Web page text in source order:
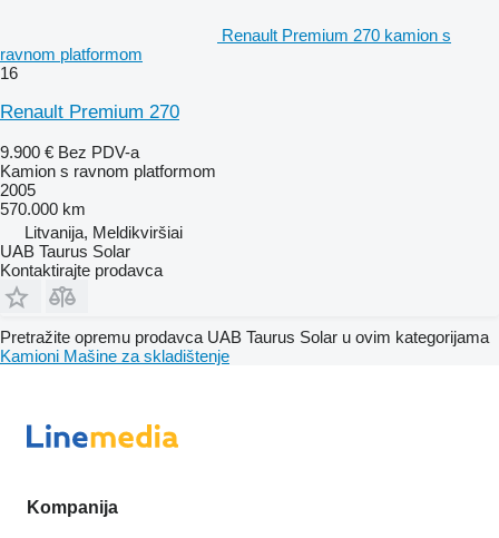
Renault Premium 270 kamion s
ravnom platformom
16
Renault Premium 270
9.900 € Bez PDV-a
Kamion s ravnom platformom
2005
570.000 km
Litvanija, Meldikviršiai
UAB Taurus Solar
Kontaktirajte prodavca
Pretražite opremu prodavca UAB Taurus Solar u ovim kategorijama
Kamioni Mašine za skladištenje
Kompanija